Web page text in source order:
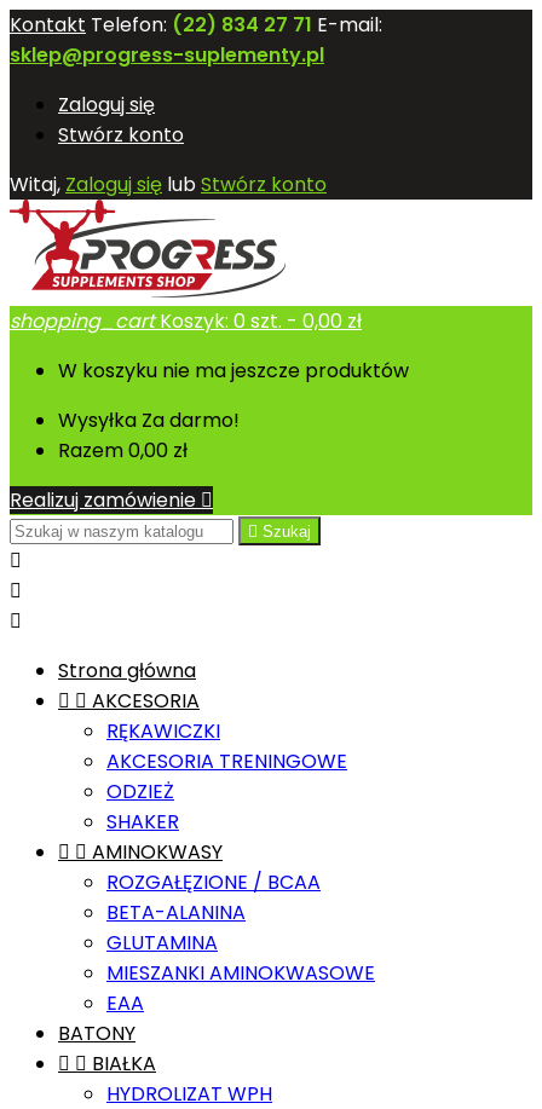
Kontakt Telefon: (22) 834 27 71 E-mail:
sklep@progress-suplementy.pl
Zaloguj się
Stwórz konto
Witaj, Zaloguj się lubStwórz konto
shopping_cart Koszyk: 0szt. - 0,00 zł
W koszyku nie ma jeszcze produktów
Wysyłka Za darmo!
Razem0,00 zł
Realizuj zamówienie 
 Szukaj



Strona główna
  AKCESORIA
RĘKAWICZKI
AKCESORIA TRENINGOWE
ODZIEŻ
SHAKER
  AMINOKWASY
ROZGAŁĘZIONE / BCAA
BETA-ALANINA
GLUTAMINA
MIESZANKI AMINOKWASOWE
EAA
BATONY
  BIAŁKA
HYDROLIZAT WPH